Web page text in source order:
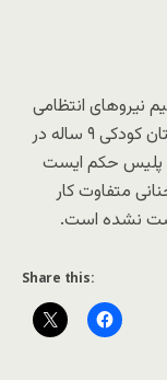
نیروهای انتظامی
به یک وانت‌پراید بدون هشدار قبلی در خوزستان کودکی ۹ ساله در
پلیس حکم ایست
متفاوت کار
نشده است.
Share this: